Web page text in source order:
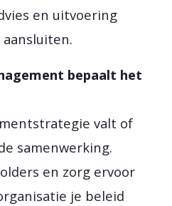
en uitvoering
aansluiten.
bepaalt het
valt of
samenwerking.
en zorg ervoor
je beleid